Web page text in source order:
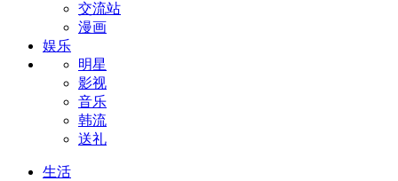
交流站
漫画
娱乐
明星
影视
音乐
韩流
送礼
生活